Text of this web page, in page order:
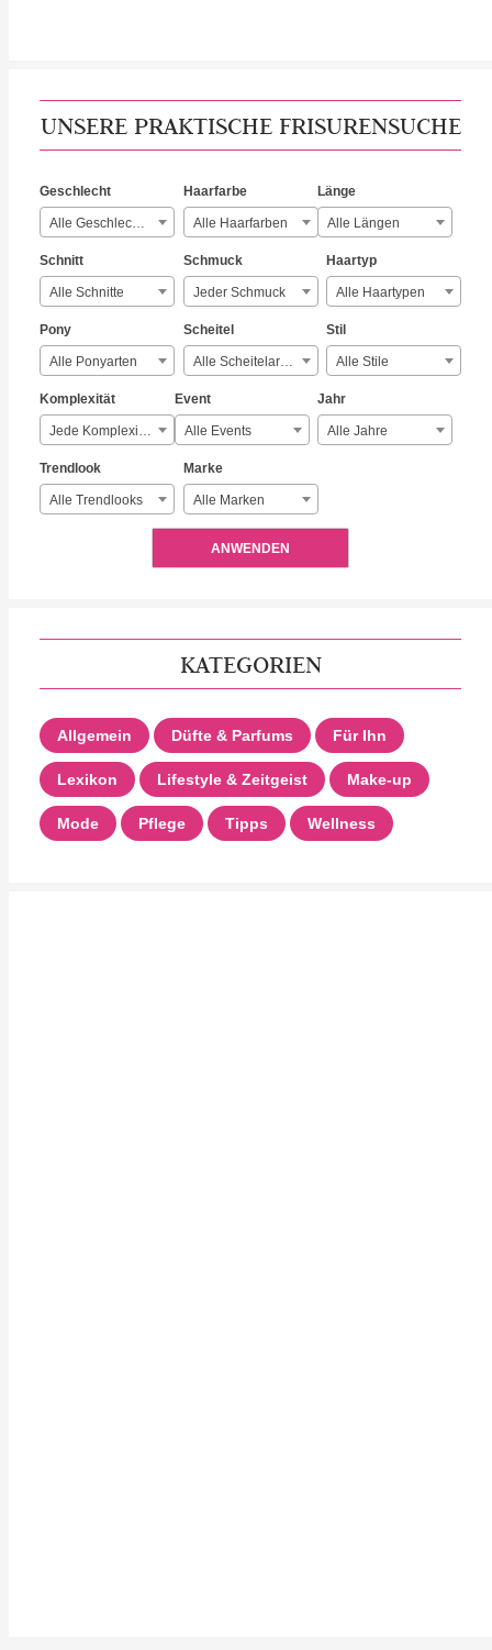
UNSERE PRAKTISCHE FRISURENSUCHE
Geschlecht
Alle Geschlechter
Haarfarbe
Alle Haarfarben
Länge
Alle Längen
Schnitt
Alle Schnitte
Schmuck
Jeder Schmuck
Haartyp
Alle Haartypen
Pony
Alle Ponyarten
Scheitel
Alle Scheitelarten
Stil
Alle Stile
Komplexität
Jede Komplexität
Event
Alle Events
Jahr
Alle Jahre
Trendlook
Alle Trendlooks
Marke
Alle Marken
ANWENDEN
KATEGORIEN
Allgemein Düfte & Parfums Für Ihn
Lexikon Lifestyle & Zeitgeist Make-up
Mode Pflege Tipps Wellness